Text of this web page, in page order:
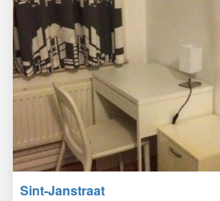
Sint-Janstraat